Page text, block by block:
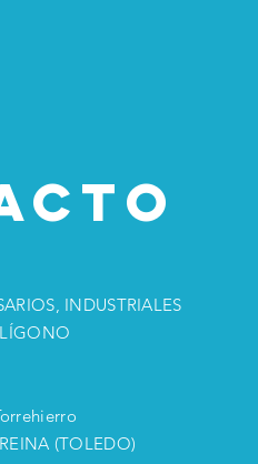
INDUSTRIALES
(TOLEDO)